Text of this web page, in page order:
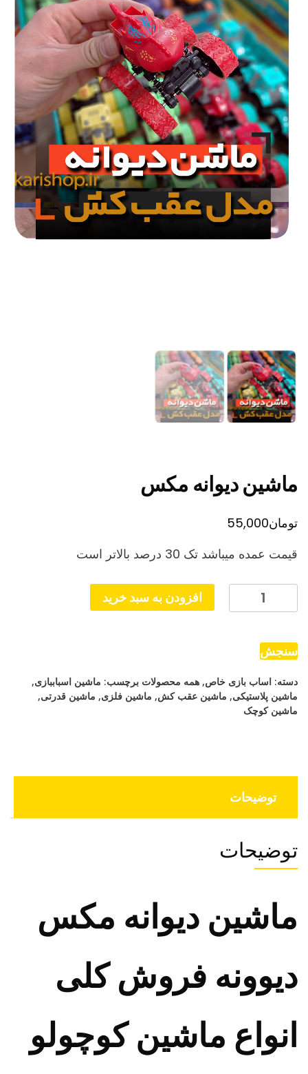
ماشین دیوانه مکس
تومان55,000
قیمت عمده میباشد تک 30 درصد بالاتر است
دیوانه
عدد
افزودن به سبد خرید
سنجش
دسته: اساب بازی خاص, همه محصولات برچسب: ماشین اسباببازی,
ماشین پلاستیکی, ماشین عقب کش, ماشین فلزی, ماشین قدرتی,
ماشین کوچک
توضیحات
توضیحات
ماشین دیوانه مکس
دیوونه فروش کلی
انواع ماشین کوچولو